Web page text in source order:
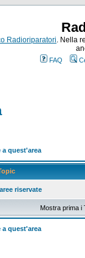
Radioriparatori. Nella
FAQ
a quest'area
riservate
Mostra prima i
a quest'area